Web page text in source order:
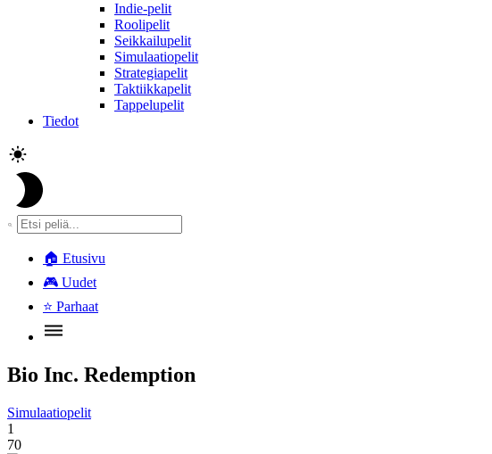
Indie-pelit
Roolipelit
Seikkailupelit
Simulaatiopelit
Strategiapelit
Taktiikkapelit
Tappelupelit
Tiedot
🏠 Etusivu
🎮 Uudet
⭐ Parhaat
Bio Inc. Redemption
Simulaatiopelit
1
70